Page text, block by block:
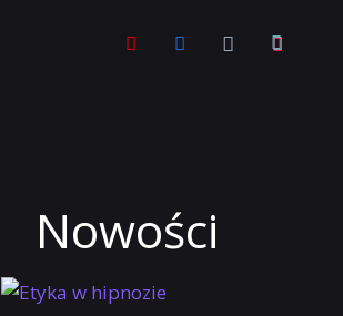
Nowości